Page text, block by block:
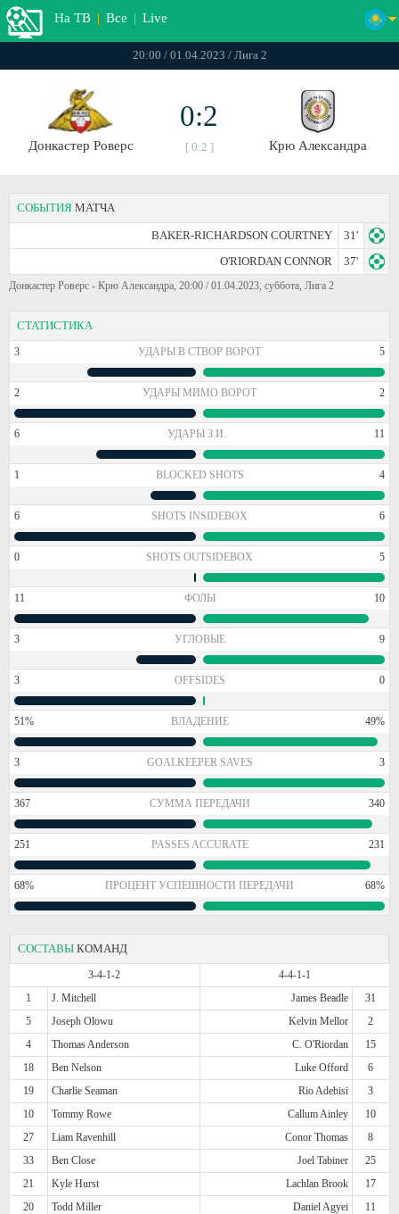
На ТВ | Все | Live
20:00 / 01.04.2023 / Лига 2
Донкастер Роверс
0:2
[ 0:2 ] Крю Александра
СОБЫТИЯ МАТЧА
BAKER-RICHARDSON COURTNEY
31'
O'RIORDAN CONNOR
37'
Донкастер Роверс - Крю Александра, 20:00 / 01.04.2023, суббота, Лига 2
СТАТИСТИКА
3 УДАРЫ В СТВОР ВОРОТ 5
2 УДАРЫ МИМО ВОРОТ 2
6 УДАРЫ З.И. 11
1 BLOCKED SHOTS 4
6 SHOTS INSIDEBOX 6
0 SHOTS OUTSIDEBOX 5
11 ФОЛЫ 10
3 УГЛОВЫЕ 9
3 OFFSIDES 0
51% ВЛАДЕНИЕ 49%
3 GOALKEEPER SAVES 3
367 СУММА ПЕРЕДАЧИ 340
251 PASSES ACCURATE 231
68% ПРОЦЕНТ УСПЕШНОСТИ ПЕРЕДАЧИ 68%
СОСТАВЫ КОМАНД
3-4-1-2
4-4-1-1
1
J. Mitchell James Beadle
31
5
Joseph Olowu Kelvin Mellor
2
4
Thomas Anderson C. O'Riordan
15
18
Ben Nelson Luke Offord
6
19
Charlie Seaman Rio Adebisi
3
10
Tommy Rowe Callum Ainley
10
27
Liam Ravenhill Conor Thomas
8
33
Ben Close Joel Tabiner
25
21
Kyle Hurst Lachlan Brook
17
20
Todd Miller Daniel Agyei
11